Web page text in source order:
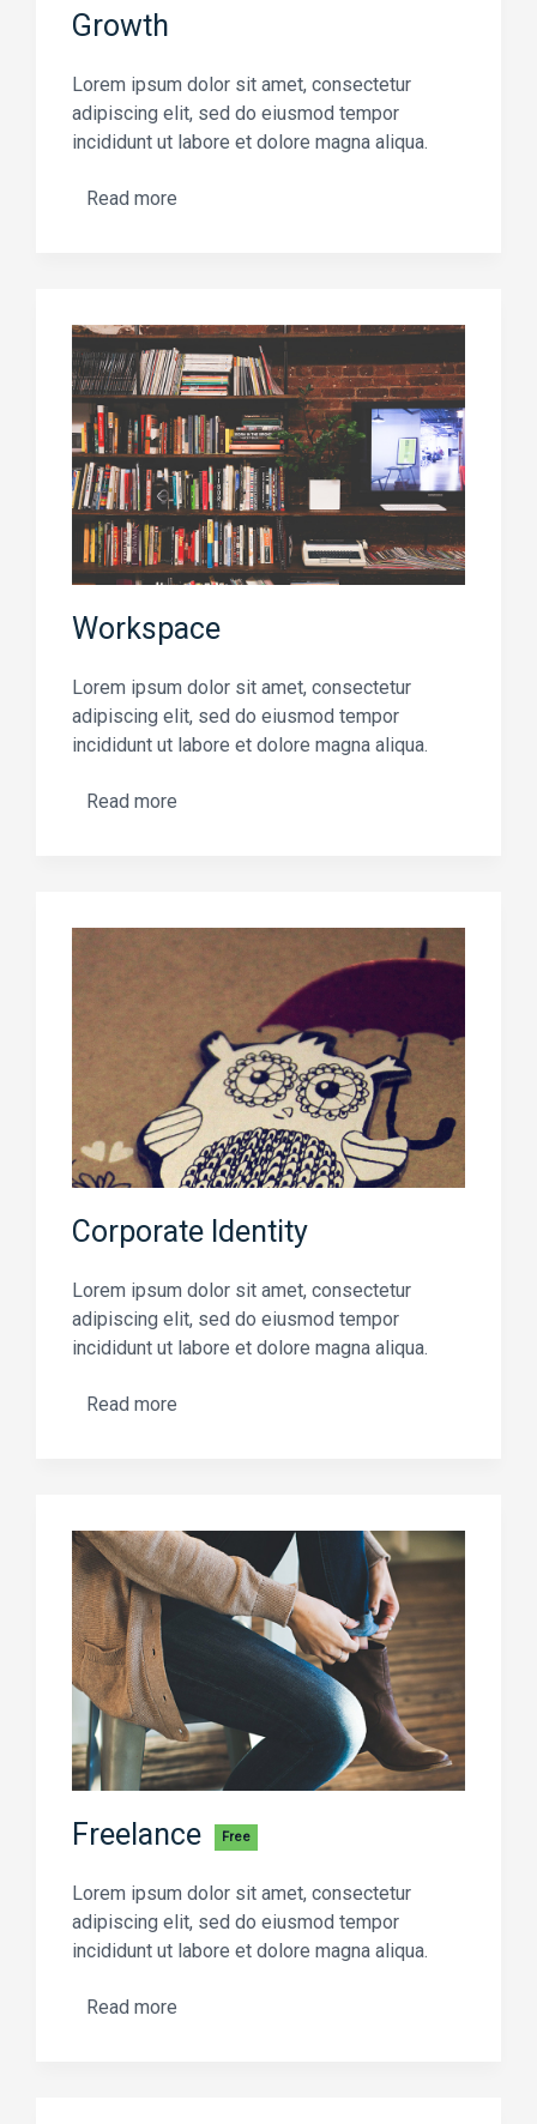
Growth
Lorem ipsum dolor sit amet, consectetur
adipiscing elit, sed do eiusmod tempor
incididunt ut labore et dolore magna aliqua.
Read more
Workspace
Lorem ipsum dolor sit amet, consectetur
adipiscing elit, sed do eiusmod tempor
incididunt ut labore et dolore magna aliqua.
Read more
Corporate Identity
Lorem ipsum dolor sit amet, consectetur
adipiscing elit, sed do eiusmod tempor
incididunt ut labore et dolore magna aliqua.
Read more
Freelance Free
Lorem ipsum dolor sit amet, consectetur
adipiscing elit, sed do eiusmod tempor
incididunt ut labore et dolore magna aliqua.
Read more